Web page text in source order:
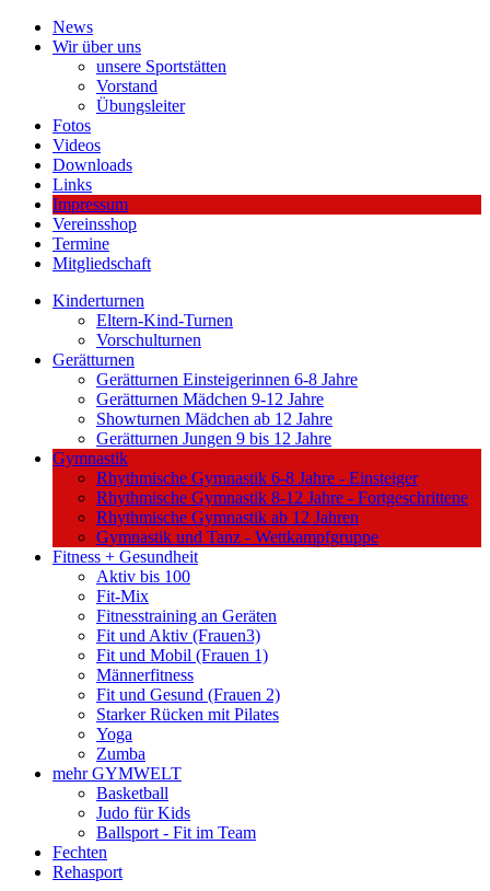
News
Wir über uns
unsere Sportstätten
Vorstand
Übungsleiter
Fotos
Videos
Downloads
Links
Impressum
Vereinsshop
Termine
Mitgliedschaft
Kinderturnen
Eltern-Kind-Turnen
Vorschulturnen
Gerätturnen
Gerätturnen Einsteigerinnen 6-8 Jahre
Gerätturnen Mädchen 9-12 Jahre
Showturnen Mädchen ab 12 Jahre
Gerätturnen Jungen 9 bis 12 Jahre
Gymnastik
Rhythmische Gymnastik 6-8 Jahre - Einsteiger
Rhythmische Gymnastik 8-12 Jahre - Fortgeschrittene
Rhythmische Gymnastik ab 12 Jahren
Gymnastik und Tanz - Wettkampfgruppe
Fitness + Gesundheit
Aktiv bis 100
Fit-Mix
Fitnesstraining an Geräten
Fit und Aktiv (Frauen3)
Fit und Mobil (Frauen 1)
Männerfitness
Fit und Gesund (Frauen 2)
Starker Rücken mit Pilates
Yoga
Zumba
mehr GYMWELT
Basketball
Judo für Kids
Ballsport - Fit im Team
Fechten
Rehasport